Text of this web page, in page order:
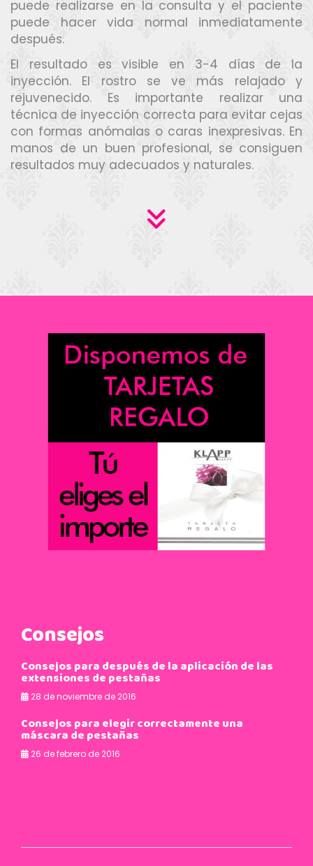
puede realizarse en la consulta y el paciente
puede hacer vida normal inmediatamente
después.
El resultado es visible en 3-4 días de la
inyección. El rostro se ve más relajado y
rejuvenecido. Es importante realizar una
técnica de inyección correcta para evitar cejas
con formas anómalas o caras inexpresivas. En
manos de un buen profesional, se consiguen
resultados muy adecuados y naturales.
Consejos
Consejos para después de la aplicación de las
extensiones de pestañas
28 de noviembre de 2016
Consejos para elegir correctamente una
máscara de pestañas
26 de febrero de 2016